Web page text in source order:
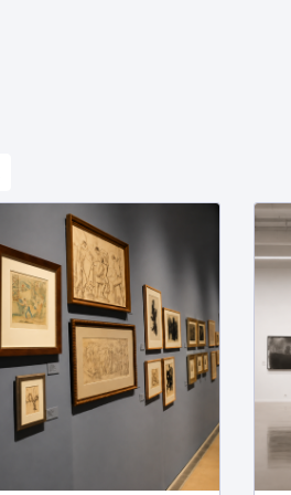
Giza Eskubideak eta
Kultura
Turismoa